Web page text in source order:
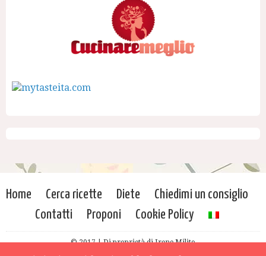
Home Cerca ricette Diete
Chiedimi un consiglio
Contatti
Proponi Cookie Policy
© 2017 | Di proprietà di Irene Milito